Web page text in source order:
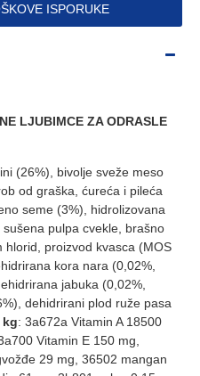
ISPORUKE
LJUBIMCE ZA ODRASLE
(26%), bivolje sveže meso
od graška, ćureća i pileća
seme (3%), hidrolizovana
pulpa cvekle, brašno
proizvod kvasca (MOS
kora nara (0,02%,
jabuka (0,02%,
dehidrirani plod ruže pasa
: 3a672a Vitamin A 18500
Vitamin E 150 mg,
29 mg, 36502 mangan